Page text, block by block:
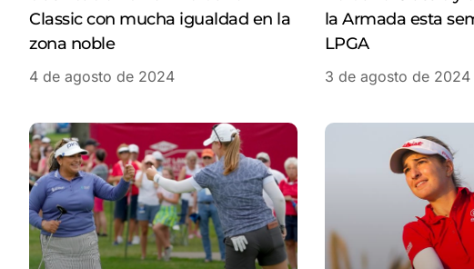
Classic con mucha igualdad en la
zona noble
4 de agosto de 2024
la Armada esta
LPGA
3 de agosto de 2024